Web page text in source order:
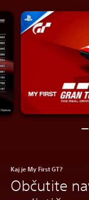
Kaj je My First GT?
Občutite